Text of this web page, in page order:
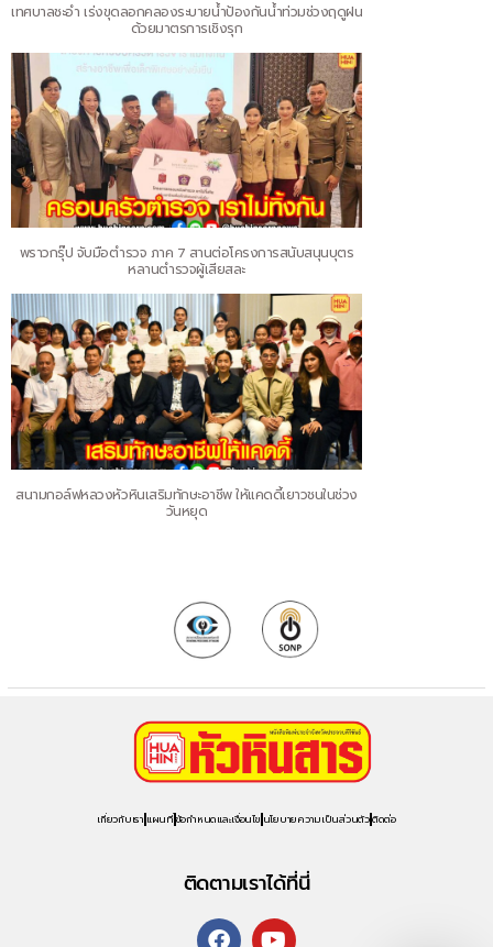
เทศบาลชะอำ เร่งขุดลอกคลองระบายน้ำป้องกันน้ำท่วมช่วงฤดูฝน
ด้วยมาตรการเชิงรุก
พราวกรุ๊ป จับมือตำรวจ ภาค 7 สานต่อโครงการสนับสนุนบุตร
หลานตำรวจผู้เสียสละ
สนามกอล์ฟหลวงหัวหินเสริมทักษะอาชีพ ให้แคดดี้เยาวชนในช่วง
วันหยุด
เกี่ยวกับเรา แผนที่ข้อกำหนดและเงื่อนไข นโยบายความเป็นส่วนตัวติดต่อ
ติดตามเราได้ที่นี่